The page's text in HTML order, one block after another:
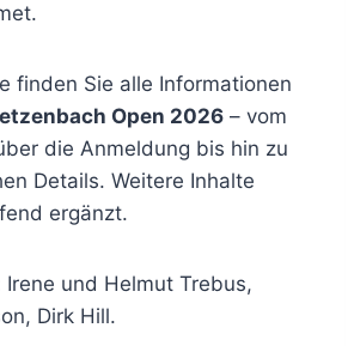
finden Sie alle Informationen
Open 2026 – vom
die Anmeldung bis hin zu
Details. Weitere Inhalte
ergänzt.
Irene und Helmut Trebus,
Dirk Hill.